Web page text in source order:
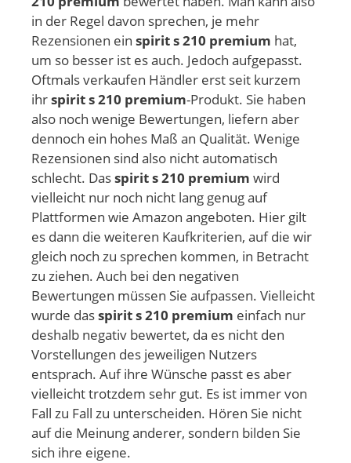
in der Regel davon sprechen, je mehr
Rezensionen ein spirit s 210 premium hat,
um so besser ist es auch. Jedoch aufgepasst.
Oftmals verkaufen Händler erst seit kurzem
ihrspirit s 210 premium-Produkt. Sie haben
also noch wenige Bewertungen, liefern aber
dennoch ein hohes Maß an Qualität. Wenige
Rezensionen sind also nicht automatisch
schlecht. Dasspirit s 210 premium wird
vielleicht nur noch nicht lang genug auf
Plattformen wie Amazon angeboten. Hier gilt
es dann die weiteren Kaufkriterien, auf die wir
gleich noch zu sprechen kommen, in Betracht
zu ziehen. Auch bei den negativen
Bewertungen müssen Sie aufpassen. Vielleicht
wurde dasspirit s 210 premium einfach nur
deshalb negativ bewertet, da es nicht den
Vorstellungen des jeweiligen Nutzers
entsprach. Auf ihre Wünsche passt es aber
vielleicht trotzdem sehr gut. Es ist immer von
Fall zu Fall zu unterscheiden. Hören Sie nicht
auf die Meinung anderer, sondern bilden Sie
sich ihre eigene.